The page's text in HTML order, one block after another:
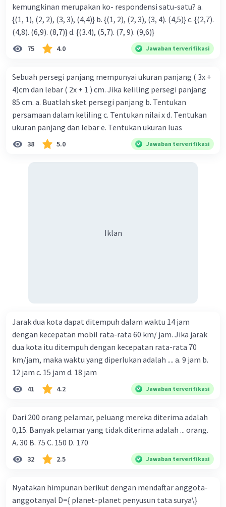
kemungkinan merupakan ko- respondensi satu-satu? a.
{(1, 1), (2, 2), (3, 3), (4,4)} b. {(1, 2), (2, 3), (3, 4). (4,5)} c. {(2,7).
(4,8). (6,9). (8,7)} d. {(3.4), (5,7). (7, 9). (9,6)}
75 4.0 Jawaban terverifikasi
Sebuah persegi panjang mempunyai ukuran panjang ( 3x +
4)cm dan lebar ( 2x + 1 ) cm. Jika keliling persegi panjang
85 cm. a. Buatlah sket persegi panjang b. Tentukan
persamaan dalam keliling c. Tentukan nilai x d. Tentukan
ukuran panjang dan lebar e. Tentukan ukuran luas
38 5.0 Jawaban terverifikasi
Iklan
Jarak dua kota dapat ditempuh dalam waktu 14 jam
dengan kecepatan mobil rata-rata 60 km/ jam. Jika jarak
dua kota itu ditempuh dengan kecepatan rata-rata 70
km/jam, maka waktu yang diperlukan adalah .... a. 9 jam b.
12 jam c. 15 jam d. 18 jam
41 4.2 Jawaban terverifikasi
Dari 200 orang pelamar, peluang mereka diterima adalah
0,15. Banyak pelamar yang tidak diterima adalah ... orang.
A. 30 B. 75 C. 150 D. 170
32 2.5 Jawaban terverifikasi
Nyatakan himpunan berikut dengan mendaftar anggota-
anggotanyal D={ planet-planet penyusun tata surya\}